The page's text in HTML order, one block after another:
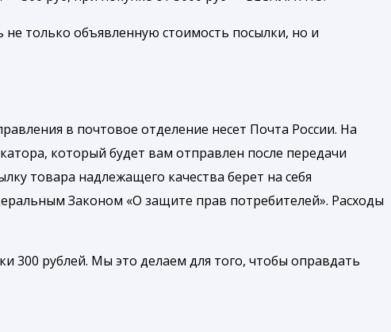
только объявленную стоимость посылки, но и
в почтовое отделение несет Почта России. На
который будет вам отправлен после передачи
товара надлежащего качества берет на себя
Законом «О защите прав потребителей». Расходы
300 рублей. Мы это делаем для того, чтобы оправдать